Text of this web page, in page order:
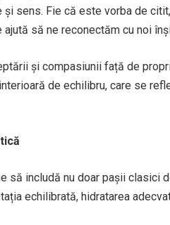
sens. Fie că este vorba de
să ne reconectăm cu noi
și compasiunii față de
de echilibru, care se
să includă nu doar pașii clasici
echilibrată, hidratarea